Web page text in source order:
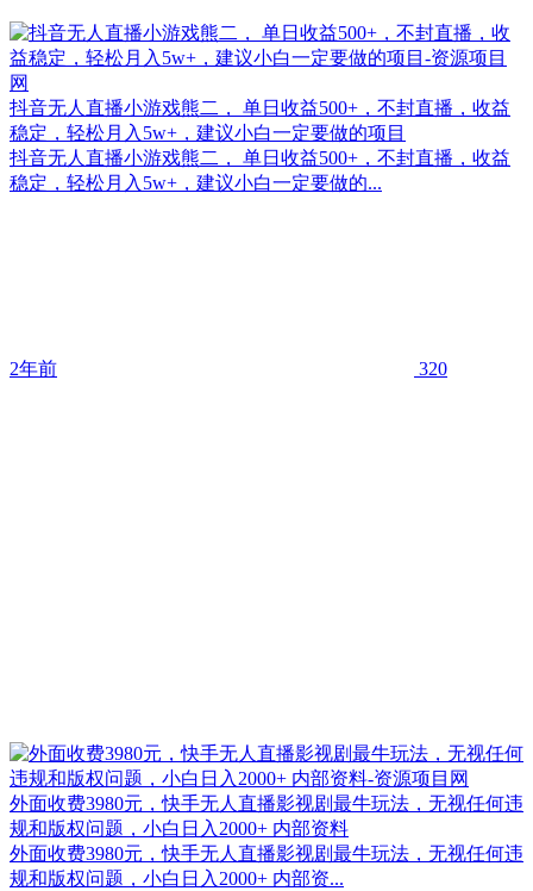
抖音无人直播小游戏熊二， 单日收益500+，不封直播，收益
稳定，轻松月入5w+，建议小白一定要做的项目
抖音无人直播小游戏熊二， 单日收益500+，不封直播，收益
稳定，轻松月入5w+，建议小白一定要做的...
2年前 320
外面收费3980元，快手无人直播影视剧最牛玩法，无视任何违
规和版权问题，小白日入2000+ 内部资料
外面收费3980元，快手无人直播影视剧最牛玩法，无视任何违
规和版权问题，小白日入2000+ 内部资...